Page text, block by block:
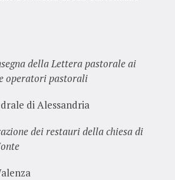
della Lettera pastorale ai
operatori pastorali
di Alessandria
dei restauri della chiesa di